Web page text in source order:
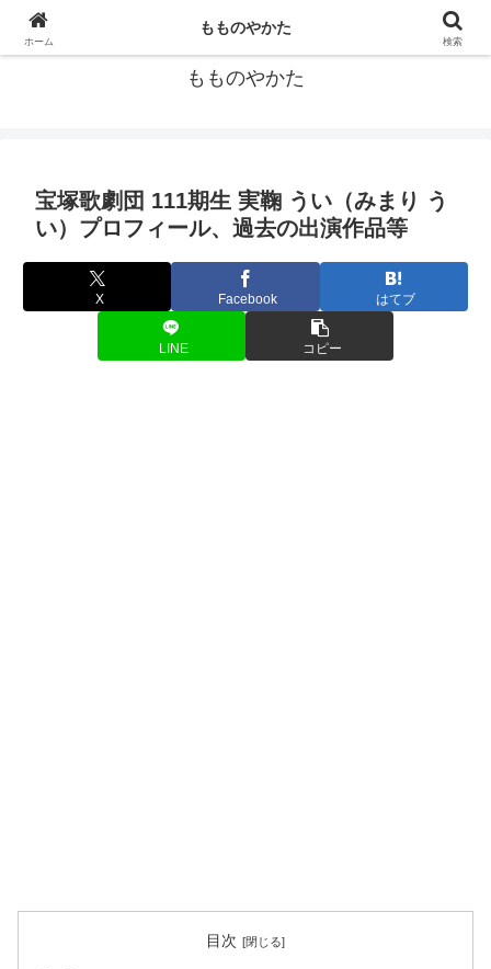
宝塚歌劇団の個人的データ集
もものやかた
宝塚歌劇団 111期生 実鞠 うい（みまり う
い）プロフィール、過去の出演作品等
X Facebook はてブ
LINE コピー
目次
ホーム
もものやかた
検索